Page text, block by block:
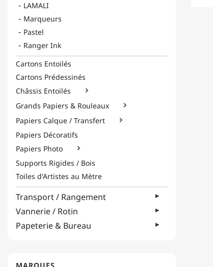
LAMALI
Marqueurs
Pastel
Ranger Ink
Cartons Entoilés
Cartons Prédessinés
Châssis Entoilés

Grands Papiers & Rouleaux 
Papiers Calque / Transfert 
Papiers Décoratifs
Papiers Photo

Supports Rigides / Bois
Toiles d'Artistes au Mètre
Transport / Rangement
Vannerie / Rotin
Papeterie & Bureau